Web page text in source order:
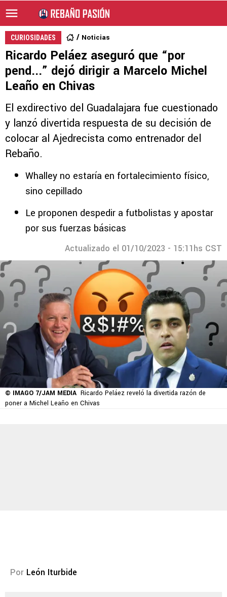
CURIOSIDADES Noticias
Ricardo Peláez aseguró que “por
pend...” dejó dirigir a Marcelo Michel
Leaño en Chivas
El exdirectivo del Guadalajara fue cuestionado
y lanzó divertida respuesta de su decisión de
colocar al Ajedrecista como entrenador del
Rebaño.
Whalley no estaría en fortalecimiento físico,
sino cepillado
Le proponen despedir a futbolistas y apostar
por sus fuerzas básicas
Actualizado el 01/10/2023 - 15:11hs CST
© IMAGO 7/JAM MEDIA Ricardo Peláez reveló la divertida razón de
poner a Michel Leaño en Chivas
Por León Iturbide